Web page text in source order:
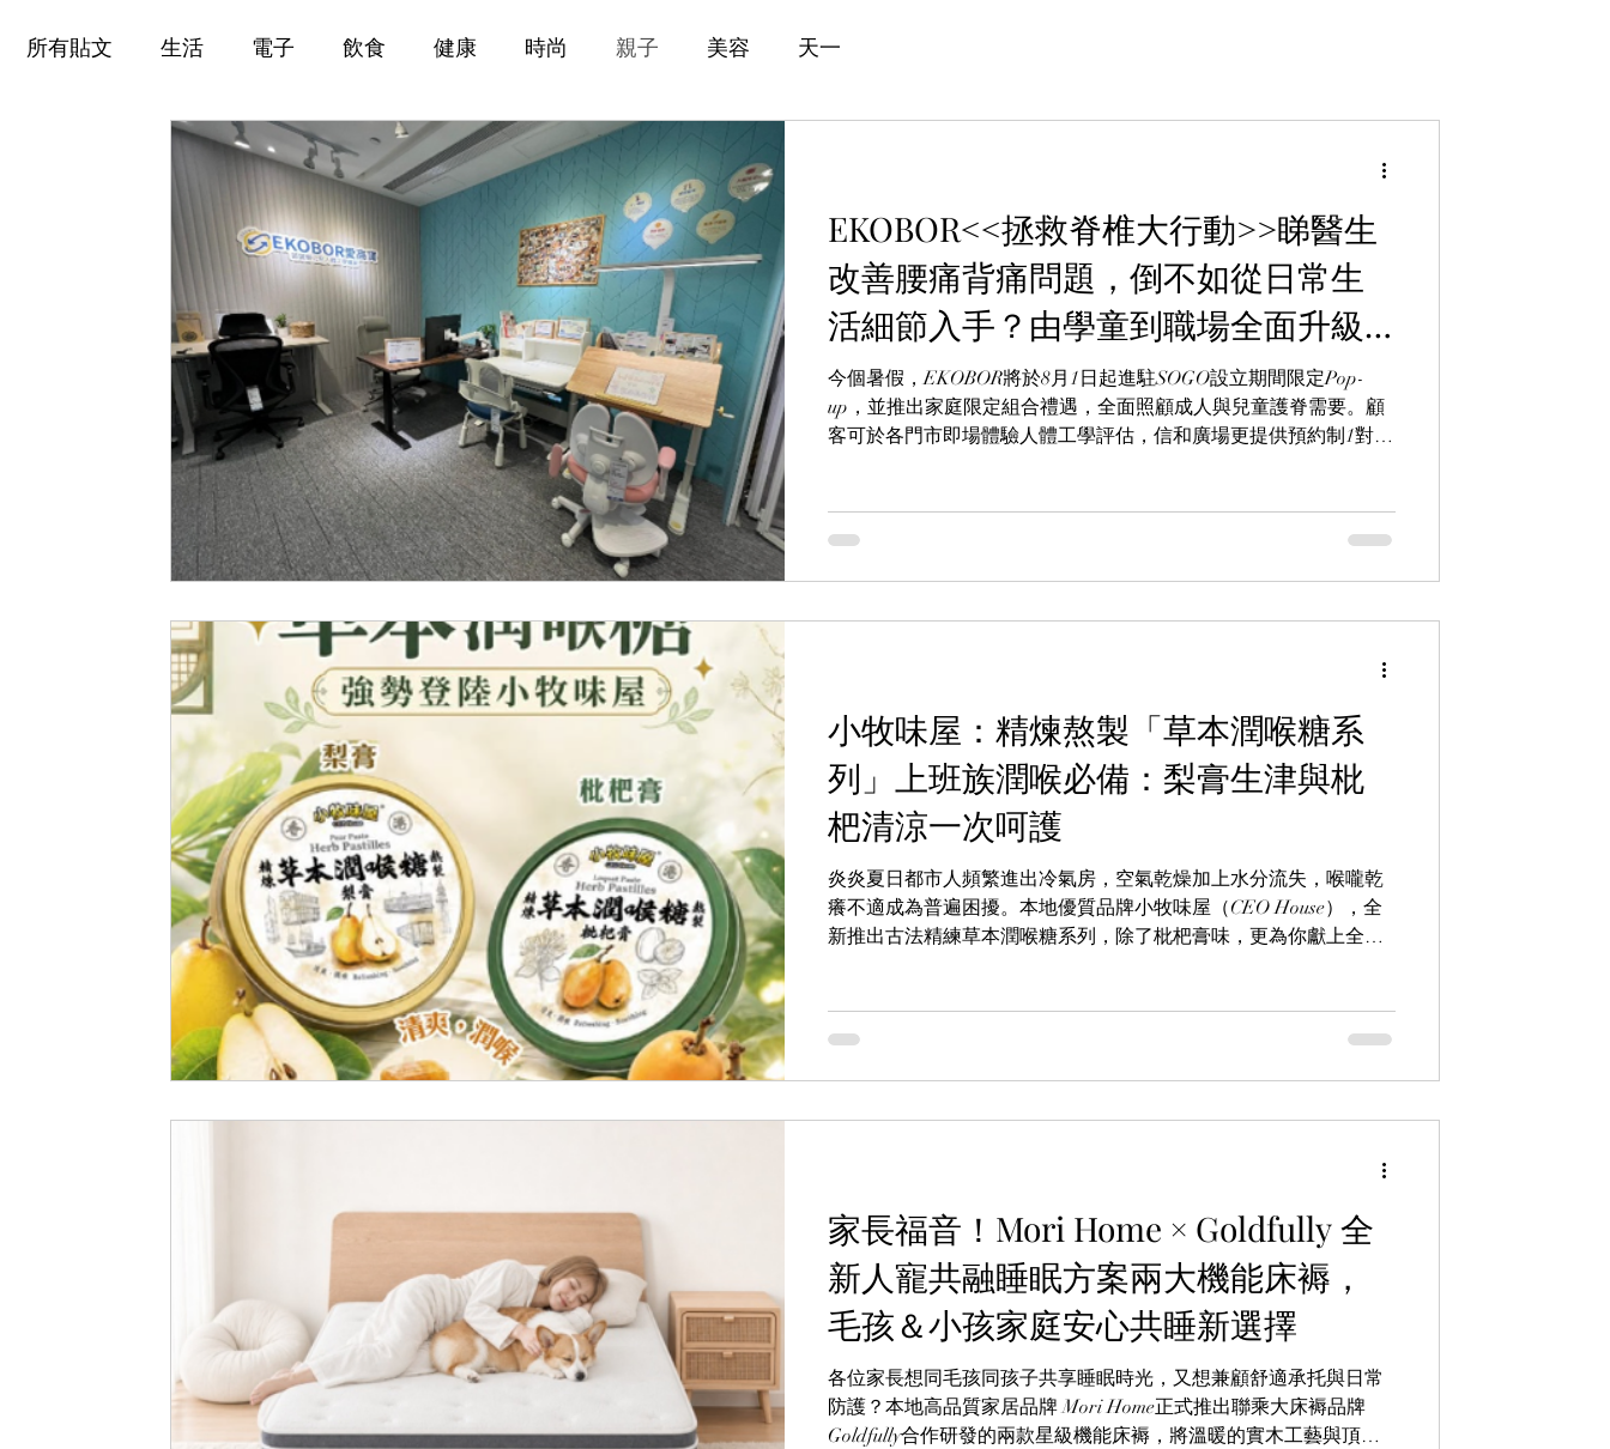
所有貼文 生活 電子 飲食 健康 時尚 親子 美容 天一
EKOBOR<<拯救脊椎大行動>>睇醫生
改善腰痛背痛問題，倒不如從日常生
活細節入手？由學童到職場全面升級
護脊生活
今個暑假，EKOBOR將於8月1日起進駐SOGO設立期間限定Pop-
up，並推出家庭限定組合禮遇，全面照顧成人與兒童護脊需要。顧
客可於各門市即場體驗人體工學評估，信和廣場更提供預約制1對1
小牧味屋：精煉熬製「草本潤喉糖系
列」上班族潤喉必備：梨膏生津與枇
杷清涼一次呵護
炎炎夏日都市人頻繁進出冷氣房，空氣乾燥加上水分流失，喉嚨乾
癢不適成為普遍困擾。本地優質品牌小牧味屋（CEO House），全
新推出古法精練草本潤喉糖系列，除了枇杷膏味，更為你獻上全新
品於品牌官方網絡門市及HKTVmall有售。
家長福音！Mori Home × Goldfully 全
新人寵共融睡眠方案兩大機能床褥，
毛孩＆小孩家庭安心共睡新選擇
各位家長想同毛孩同孩子共享睡眠時光，又想兼顧舒適承托與日常
防護？本地高品質家居品牌 Mori Home正式推出聯乘大床褥品牌
Goldfully合作研發的兩款星級機能床褥，將溫暖的實木工藝與頂級